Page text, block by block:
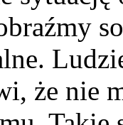
że nie